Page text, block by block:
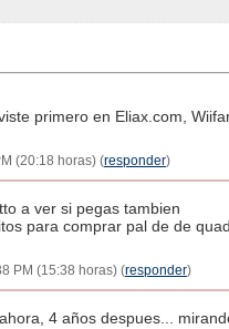
primero en Eliax.com,
(20:18 horas) (responder)
a ver si pegas tambien
para comprar pal de de
PM (15:38 horas) (responder)
4 años despues...